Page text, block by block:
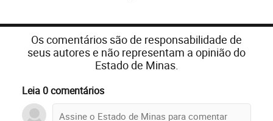
Os comentários são de responsabilidade de
seus autores e não representam a opinião do
Estado de Minas.
Leia 0 comentários